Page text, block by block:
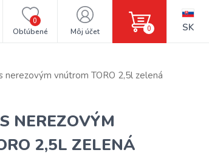
Obľúbené
0
Môj účet 0 SK
nerezovým vnútrom TORO 2,5l zelená
NEREZOVÝM
2,5L ZELENÁ